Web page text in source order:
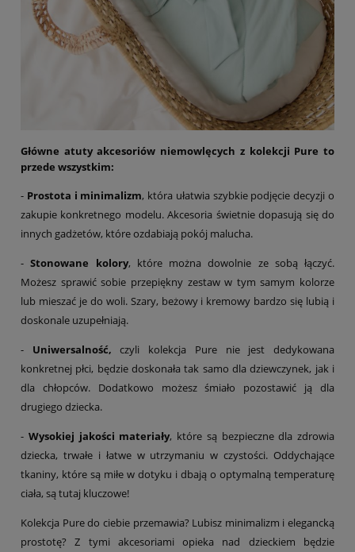
Główne atuty akcesoriów niemowlęcych z kolekcji Pure to
przede wszystkim:
- Prostota i minimalizm, która ułatwia szybkie podjęcie decyzji o
zakupie konkretnego modelu. Akcesoria świetnie dopasują się do
innych gadżetów, które ozdabiają pokój malucha.
-Stonowane kolory, które można dowolnie ze sobą łączyć.
Możesz sprawić sobie przepiękny zestaw w tym samym kolorze
lub mieszać je do woli. Szary, beżowy i kremowy bardzo się lubią i
doskonale uzupełniają.
- Uniwersalność, czyli kolekcja Pure nie jest dedykowana
konkretnej płci, będzie doskonała tak samo dla dziewczynek, jak i
dla chłopców. Dodatkowo możesz śmiało pozostawić ją dla
drugiego dziecka.
- Wysokiej jakości materiały, które są bezpieczne dla zdrowia
dziecka, trwałe i łatwe w utrzymaniu w czystości. Oddychające
tkaniny, które są miłe w dotyku i dbają o optymalną temperaturę
ciała, są tutaj kluczowe!
Kolekcja Pure do ciebie przemawia? Lubisz minimalizm i elegancką
prostotę? Z tymi akcesoriami opieka nad dzieckiem będzie